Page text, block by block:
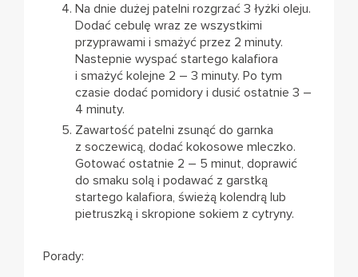
Na dnie dużej patelni rozgrzać 3 łyżki oleju.
Dodać cebulę wraz ze wszystkimi
przyprawami i smażyć przez 2 minuty.
Nastepnie wyspać startego kalafiora
i smażyć kolejne 2 – 3 minuty. Po tym
czasie dodać pomidory i dusić ostatnie 3 –
4 minuty.
Zawartość patelni zsunąć do garnka
z soczewicą, dodać kokosowe mleczko.
Gotować ostatnie 2 – 5 minut, doprawić
do smaku solą i podawać z garstką
startego kalafiora, świeżą kolendrą lub
pietruszką i skropione sokiem z cytryny.
Porady: